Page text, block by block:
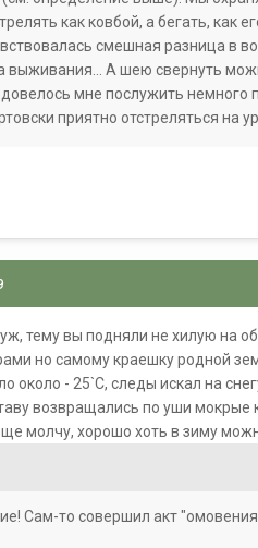
как ковбой, а бегать,
смешная разница в
А шею свернуть
мне послужить немного
приятно отстреляться на
тему вы подняли не хилую на
но самому краешку родной
около - 25`C, следы искал на
возвращались по уши
молчу, хорошо хоть в зиму
Сам-то совершил акт